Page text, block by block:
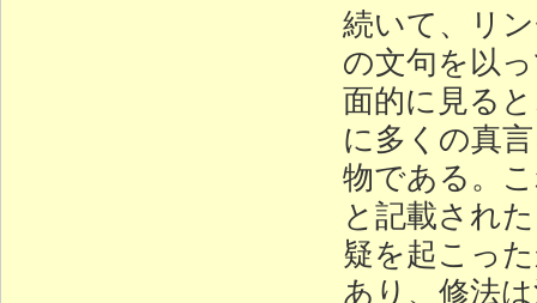
続いて、リ
の文句を以
面的に見る
に多くの真
物である。
と記載され
疑を起こっ
あり、修法